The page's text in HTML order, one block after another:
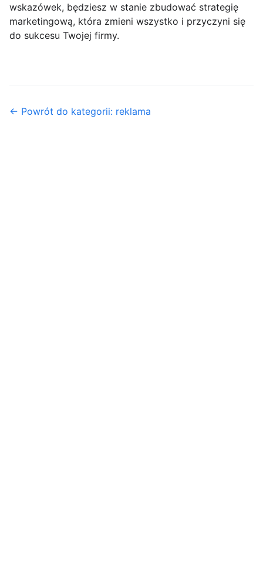
wskazówek, będziesz w stanie zbudować strategię
marketingową, która zmieni wszystko i przyczyni się
do sukcesu Twojej firmy.
← Powrót do kategorii: reklama